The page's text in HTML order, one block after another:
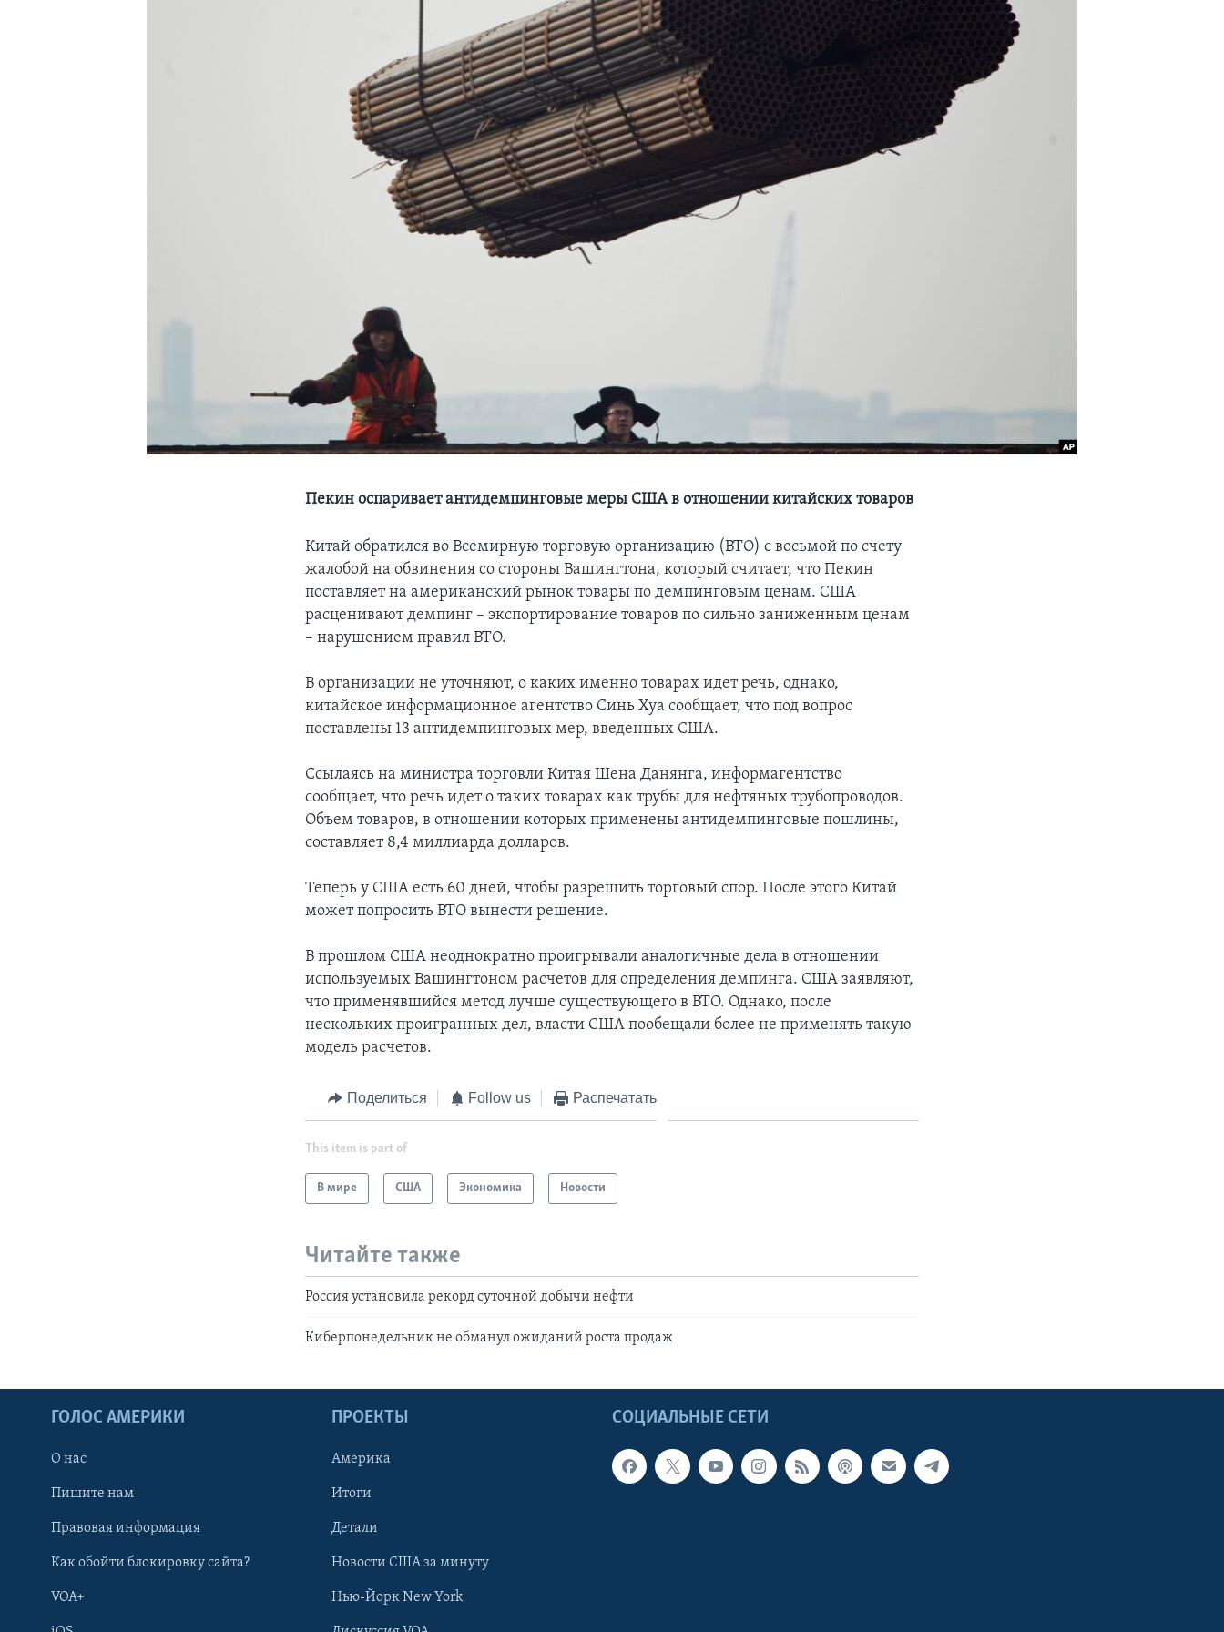
Пекин оспаривает антидемпинговые меры США в отношении китайских товаров
Китай обратился во Всемирную торговую организацию (ВТО) с восьмой по счету
жалобой на обвинения со стороны Вашингтона, который считает, что Пекин
поставляет на американский рынок товары по демпинговым ценам. США
расценивают демпинг – экспортирование товаров по сильно заниженным ценам
– нарушением правил ВТО.
В организации не уточняют, о каких именно товарах идет речь, однако,
китайское информационное агентство Синь Хуа сообщает, что под вопрос
поставлены 13 антидемпинговых мер, введенных США.
Ссылаясь на министра торговли Китая Шена Данянга, информагентство
сообщает, что речь идет о таких товарах как трубы для нефтяных трубопроводов.
Объем товаров, в отношении которых применены антидемпинговые пошлины,
составляет 8,4 миллиарда долларов.
Теперь у США есть 60 дней, чтобы разрешить торговый спор. После этого Китай
может попросить ВТО вынести решение.
В прошлом США неоднократно проигрывали аналогичные дела в отношении
используемых Вашингтоном расчетов для определения демпинга. США заявляют,
что применявшийся метод лучше существующего в ВТО. Однако, после
нескольких проигранных дел, власти США пообещали более не применять такую
модель расчетов.
Поделиться Follow us Распечатать
This item is part of
В мире США Экономика Новости
Читайте также
Россия установила рекорд суточной добычи нефти
Киберпонедельник не обманул ожиданий роста продаж
СОЦИАЛЬНЫЕ СЕТИ
ГОЛОС АМЕРИКИ
О нас
Пишите нам
Правовая информация
Как обойти блокировку сайта?
VOA+
ПРОЕКТЫ
Америка
Итоги
Детали
Новости США за минуту
Нью-Йорк New York